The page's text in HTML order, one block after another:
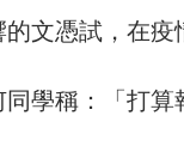
文憑試，在疫
學稱：「打算